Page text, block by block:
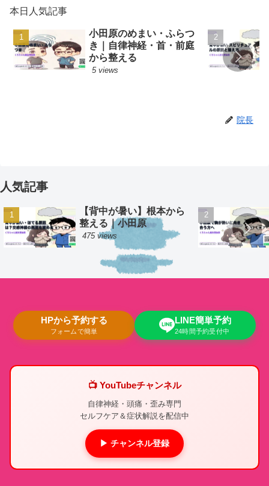
本日人気記事
小田原のめまい・ふらつ
き｜自律神経・首・前庭
から整える
5 views
院長
人気記事
【背中が暑い】根本から
整える｜小田原
475 views
HPから予約する
フォームで簡単
LINE簡単予約
24時間予約受付中
📺 YouTubeチャンネル
自律神経・頭痛・歪み専門
セルフケア＆症状解説を配信中
▶ チャンネル登録